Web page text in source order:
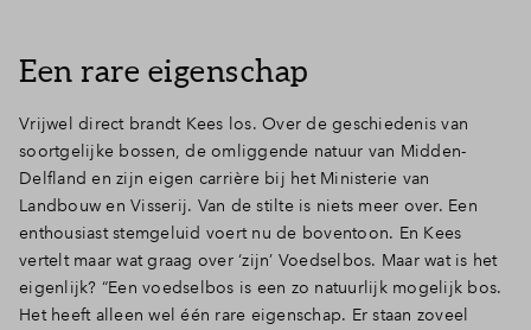
Een rare eigenschap
Vrijwel direct brandt Kees los. Over de geschiedenis van
soortgelijke bossen, de omliggende natuur van Midden-
Delfland en zijn eigen carrière bij het Ministerie van
Landbouw en Visserij. Van de stilte is niets meer over. Een
enthousiast stemgeluid voert nu de boventoon. En Kees
vertelt maar wat graag over ‘zijn’ Voedselbos. Maar wat is het
eigenlijk? “Een voedselbos is een zo natuurlijk mogelijk bos.
Het heeft alleen wel één rare eigenschap. Er staan zoveel